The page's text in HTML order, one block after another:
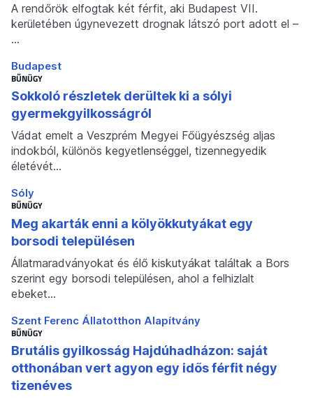
A rendőrök elfogtak két férfit, aki Budapest VII.
kerületében úgynevezett drognak látszó port adott el –
…
Budapest
BŰNÜGY
Sokkoló részletek derültek ki a sólyi
gyermekgyilkosságról
Vádat emelt a Veszprém Megyei Főügyészség aljas
indokból, különös kegyetlenséggel, tizennegyedik
életévét…
Sóly
BŰNÜGY
Meg akarták enni a kölyökkutyákat egy
borsodi településen
Állatmaradványokat és élő kiskutyákat találtak a Bors
szerint egy borsodi településen, ahol a felhizlalt
ebeket…
Szent Ferenc Állatotthon Alapítvány
BŰNÜGY
Brutális gyilkosság Hajdúhadházon: saját
otthonában vert agyon egy idős férfit négy
tizenéves